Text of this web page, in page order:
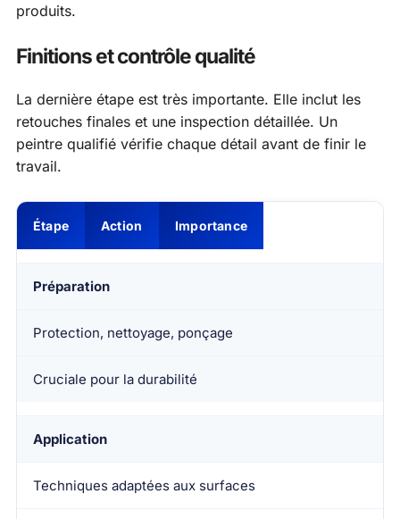
produits.
Finitions et contrôle qualité
La dernière étape est très importante. Elle inclut les
retouches finales et une inspection détaillée. Un
peintre qualifié vérifie chaque détail avant de finir le
travail.
Étape Action Importance
Préparation
Protection, nettoyage, ponçage
Cruciale pour la durabilité
Application
Techniques adaptées aux surfaces